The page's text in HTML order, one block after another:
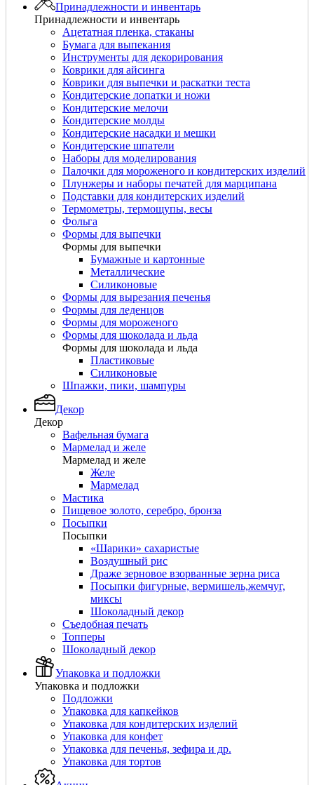
Принадлежности и инвентарь
Принадлежности и инвентарь
Ацетатная пленка, стаканы
Бумага для выпекания
Инструменты для декорирования
Коврики для айсинга
Коврики для выпечки и раскатки теста
Кондитерские лопатки и ножи
Кондитерские мелочи
Кондитерские молды
Кондитерские насадки и мешки
Кондитерские шпатели
Наборы для моделирования
Палочки для мороженого и кондитерских изделий
Плунжеры и наборы печатей для марципана
Подставки для кондитерских изделий
Термометры, термощупы, весы
Фольга
Формы для выпечки
Формы для выпечки
Бумажные и картонные
Металлические
Силиконовые
Формы для вырезания печенья
Формы для леденцов
Формы для мороженого
Формы для шоколада и льда
Формы для шоколада и льда
Пластиковые
Силиконовые
Шпажки, пики, шампуры
Декор
Декор
Вафельная бумага
Мармелад и желе
Мармелад и желе
Желе
Мармелад
Мастика
Пищевое золото, серебро, бронза
Посыпки
Посыпки
«Шарики» сахаристые
Воздушный рис
Драже зерновое взорванные зерна риса
Посыпки фигурные, вермишель,жемчуг,
миксы
Шоколадный декор
Съедобная печать
Топперы
Шоколадный декор
Упаковка и подложки
Упаковка и подложки
Подложки
Упаковка для капкейков
Упаковка для кондитерских изделий
Упаковка для конфет
Упаковка для печенья, зефира и др.
Упаковка для тортов